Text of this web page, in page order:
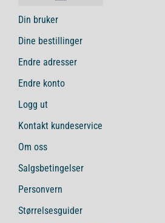
Din bruker
Dine bestillinger
Endre adresser
Endre konto
Logg ut
Kontakt kundeservice
Om oss
Salgsbetingelser
Personvern
Størrelsesguider